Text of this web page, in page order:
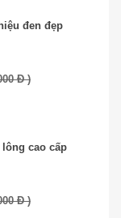
đen đẹp
Đ )
cao cấp
Đ )